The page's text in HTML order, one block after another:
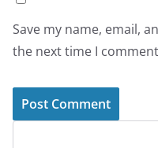
Save my name, email,
the next time I